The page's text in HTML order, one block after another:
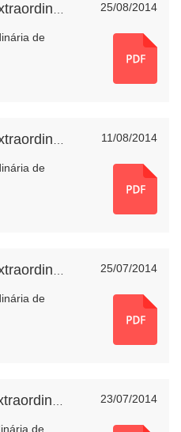
25/08/2014
de
11/08/2014
de
25/07/2014
de
23/07/2014
de